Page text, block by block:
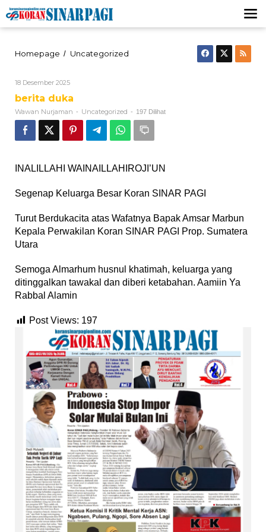
Lewati
ke
konten
Homepage / Uncategorized
18 Desember 2025Oleh
Nurjaman
berita duka
Wawan Nurjaman - Uncategorized - 197 Dilihat
INALILLAHI WAINAILLAHIROJI’UN
Segenap Keluarga Besar Koran SINAR PAGI
Turut Berdukacita atas Wafatnya Bapak Amsar Marbun
Kepala Perwakilan Koran SINAR PAGI Prop. Sumatera
Utara
Semoga Almarhum husnul khatimah, keluarga yang
ditinggalkan tawakal dan diberi ketabahan. Aamiin Ya
Rabbal Alamin
Post Views: 197